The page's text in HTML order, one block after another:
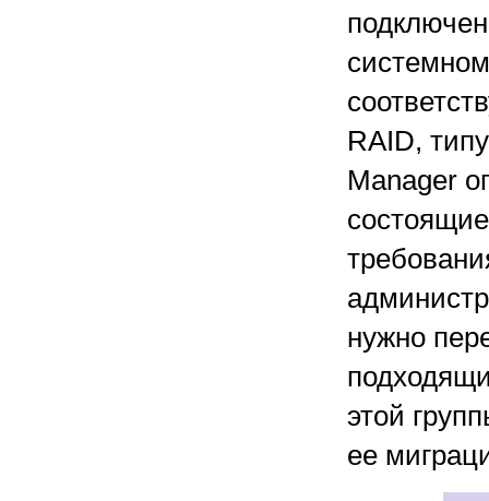
RAID,
Manager
нужно
этой
ее